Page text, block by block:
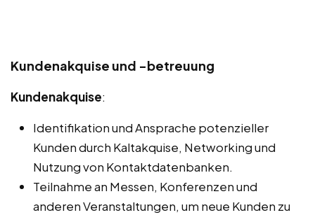
Kundenakquise und -betreuung
Kundenakquise:
Identifikation und Ansprache potenzieller
Kunden durch Kaltakquise, Networking und
Nutzung von Kontaktdatenbanken.
Teilnahme an Messen, Konferenzen und
anderen Veranstaltungen, um neue Kunden zu